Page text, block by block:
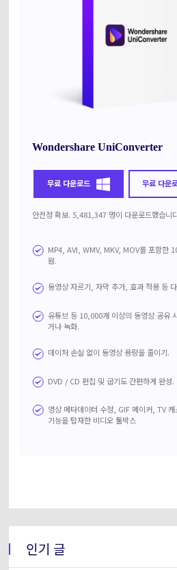
Wondershare UniConverter
무료 다운로드 무료 다운
안전정 확보. 5,481,347 명이 다운로드했습니
MP4, AVI, WMV, MKV, MOV를 포함한
원.
동영상 자르기, 자막 추가, 효과 적용 등
유튜브 등 10,000개 이상의 동영상 공유
거나 녹화.
데이처 손실 없이 동영상 용량을 줄이기.
DVD / CD 편집 및 굽기도 간편하게 완성.
영상 메타데이터 수정, GIF 메이커, TV
기능을 탑재한 비디오 툴박스
인기 글